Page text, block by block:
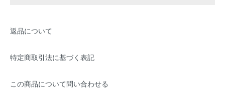
返品について
特定商取引法に基づく表記
この商品について問い合わせる